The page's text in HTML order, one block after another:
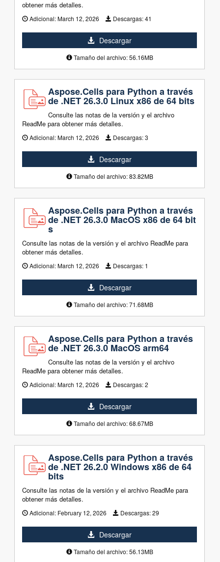
obtener más detalles.
Adicional:March 12, 2026 Descargas:41
Descargar
Tamaño del archivo: 56.16MB
Aspose.Cells para Python a través
de .NET 26.3.0 Linux x86 de 64 bits
Consulte las notas de la versión y el archivo
ReadMe para obtener más detalles.
Adicional:March 12, 2026 Descargas:3
Descargar
Tamaño del archivo: 83.82MB
Aspose.Cells para Python a través
de .NET 26.3.0 MacOS x86 de 64 bit
s
Consulte las notas de la versión y el archivo ReadMe para
obtener más detalles.
Adicional:March 12, 2026 Descargas: 1
Descargar
Tamaño del archivo: 71.68MB
Aspose.Cells para Python a través
de .NET 26.3.0 MacOS arm64
Consulte las notas de la versión y el archivo
ReadMe para obtener más detalles.
Adicional:March 12, 2026 Descargas:2
Descargar
Tamaño del archivo: 68.67MB
Aspose.Cells para Python a través
de .NET 26.2.0 Windows x86 de 64
bits
Consulte las notas de la versión y el archivo ReadMe para
obtener más detalles.
Adicional: February 12, 2026 Descargas:29
Descargar
Tamaño del archivo: 56.13MB